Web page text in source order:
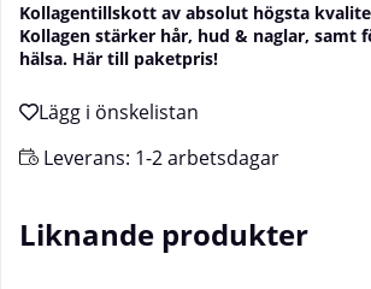
Kollagentillskott av absolut högsta
Kollagen stärker hår, hud & naglar, samt
hälsa. Här till paketpris!
Leverans: 1-2 arbetsdagar
Liknande produkter